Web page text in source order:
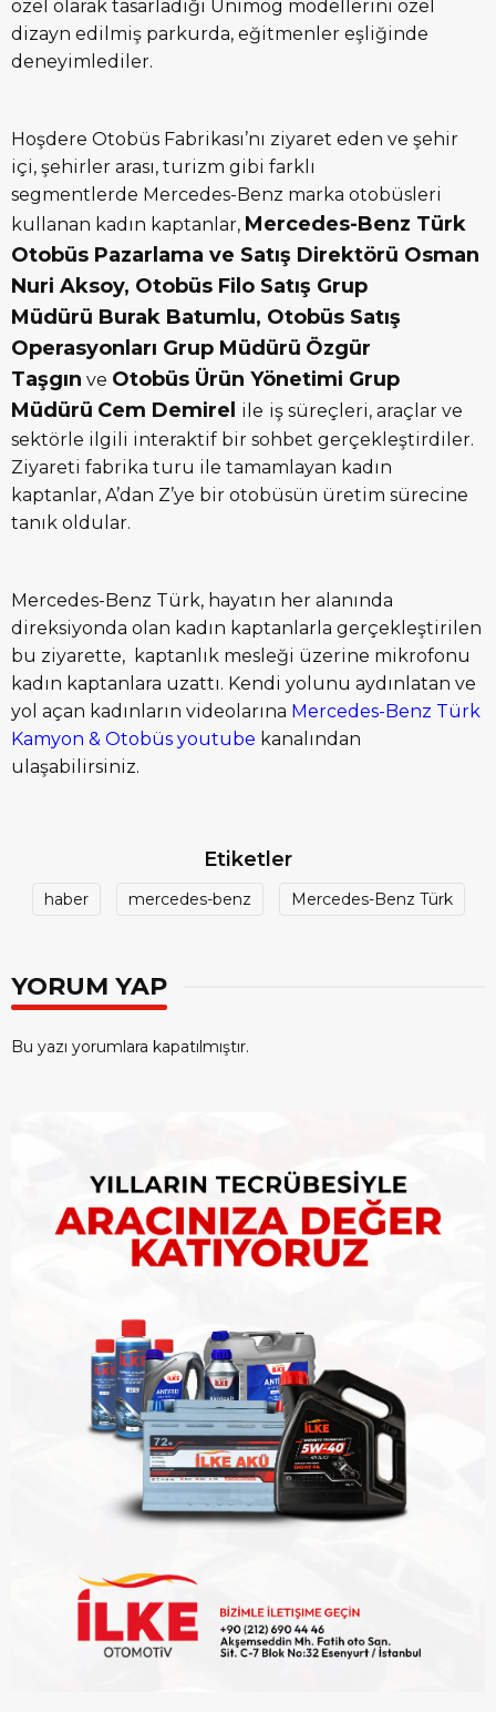
özel olarak tasarladığı Unimog modellerini özel
dizayn edilmiş parkurda, eğitmenler eşliğinde
deneyimlediler.
Hoşdere Otobüs Fabrikası’nı ziyaret eden ve şehir
içi, şehirler arası, turizm gibi farklı
segmentlerde Mercedes-Benz marka otobüsleri
kullanan kadın kaptanlar, Mercedes-Benz Türk
Otobüs Pazarlama ve Satış Direktörü Osman
Nuri Aksoy, Otobüs Filo Satış Grup
Müdürü Burak Batumlu, Otobüs Satış
Operasyonları Grup Müdürü Özgür
Taşgın ve Otobüs Ürün Yönetimi Grup
Müdürü Cem Demirel ile iş süreçleri, araçlar ve
sektörle ilgili interaktif bir sohbet gerçekleştirdiler.
Ziyareti fabrika turu ile tamamlayan kadın
kaptanlar, A’dan Z’ye bir otobüsün üretim sürecine
tanık oldular.
Mercedes-Benz Türk, hayatın her alanında
direksiyonda olan kadın kaptanlarla gerçekleştirilen
bu ziyarette, kaptanlık mesleği üzerine mikrofonu
kadın kaptanlara uzattı. Kendi yolunu aydınlatan ve
yol açan kadınların videolarına Mercedes-Benz Türk
Kamyon & Otobüs youtube kanalından
ulaşabilirsiniz.
Etiketler
haber mercedes-benz Mercedes-Benz Türk
YORUM YAP
Bu yazı yorumlara kapatılmıştır.